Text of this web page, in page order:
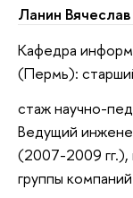
Ланин
Кафедра
(Пермь):
стаж научно-
Ведущий
(2007-2009
группы